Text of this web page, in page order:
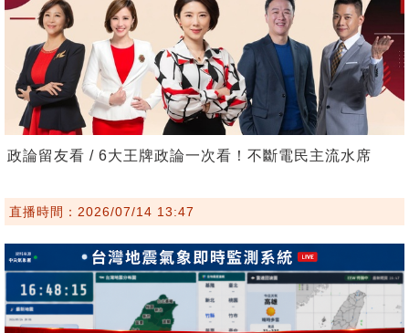
政論留友看 / 6大王牌政論一次看！不斷電民主流水席
直播時間：2026/07/14 13:47